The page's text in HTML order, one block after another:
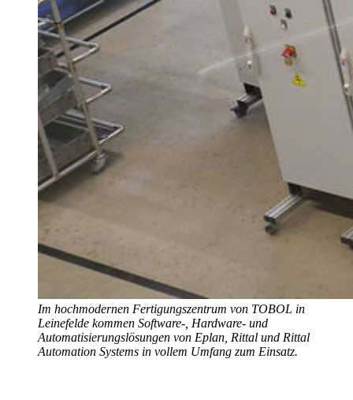
Im hochmodernen Fertigungszentrum von TOBOL in
Leinefelde kommen Software-, Hardware- und
Automatisierungslösungen von Eplan, Rittal und Rittal
Automation Systems in vollem Umfang zum Einsatz.